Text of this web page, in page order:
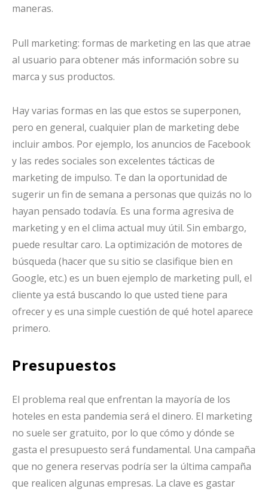
maneras.
Pull marketing: formas de marketing en las que atrae
al usuario para obtener más información sobre su
marca y sus productos.
Hay varias formas en las que estos se superponen,
pero en general, cualquier plan de marketing debe
incluir ambos. Por ejemplo, los anuncios de Facebook
y las redes sociales son excelentes tácticas de
marketing de impulso. Te dan la oportunidad de
sugerir un fin de semana a personas que quizás no lo
hayan pensado todavía. Es una forma agresiva de
marketing y en el clima actual muy útil. Sin embargo,
puede resultar caro. La optimización de motores de
búsqueda (hacer que su sitio se clasifique bien en
Google, etc.) es un buen ejemplo de marketing pull, el
cliente ya está buscando lo que usted tiene para
ofrecer y es una simple cuestión de qué hotel aparece
primero.
Presupuestos
El problema real que enfrentan la mayoría de los
hoteles en esta pandemia será el dinero. El marketing
no suele ser gratuito, por lo que cómo y dónde se
gasta el presupuesto será fundamental. Una campaña
que no genera reservas podría ser la última campaña
que realicen algunas empresas. La clave es gastar